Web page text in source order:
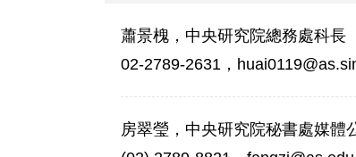
蕭景槐，中央研究院總務處科長
02-2789-2631，
房翠瑩，中央研究院秘書處媒體